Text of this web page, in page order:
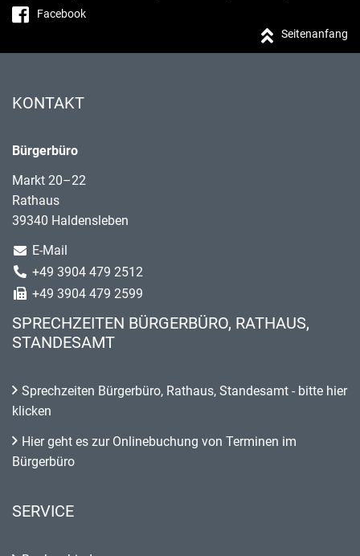
Facebook
Seitenanfang
KONTAKT
Bürgerbüro
Markt 20–22
Rathaus
39340 Haldensleben
E-Mail
+49 3904 479 2512
+49 3904 479 2599
SPRECHZEITEN BÜRGERBÜRO, RATHAUS,
STANDESAMT
Sprechzeiten Bürgerbüro, Rathaus, Standesamt - bitte hier
klicken
Hier geht es zur Onlinebuchung von Terminen im
Bürgerbüro
SERVICE